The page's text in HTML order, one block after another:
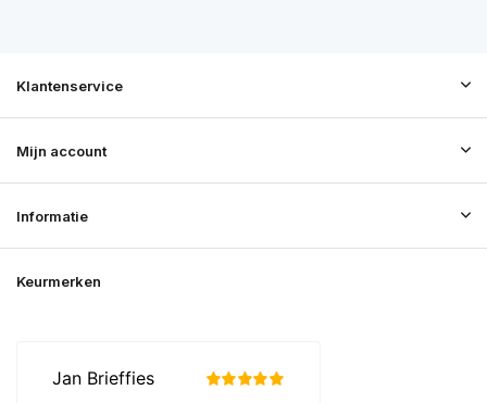
Klantenservice
Mijn account
Informatie
Keurmerken